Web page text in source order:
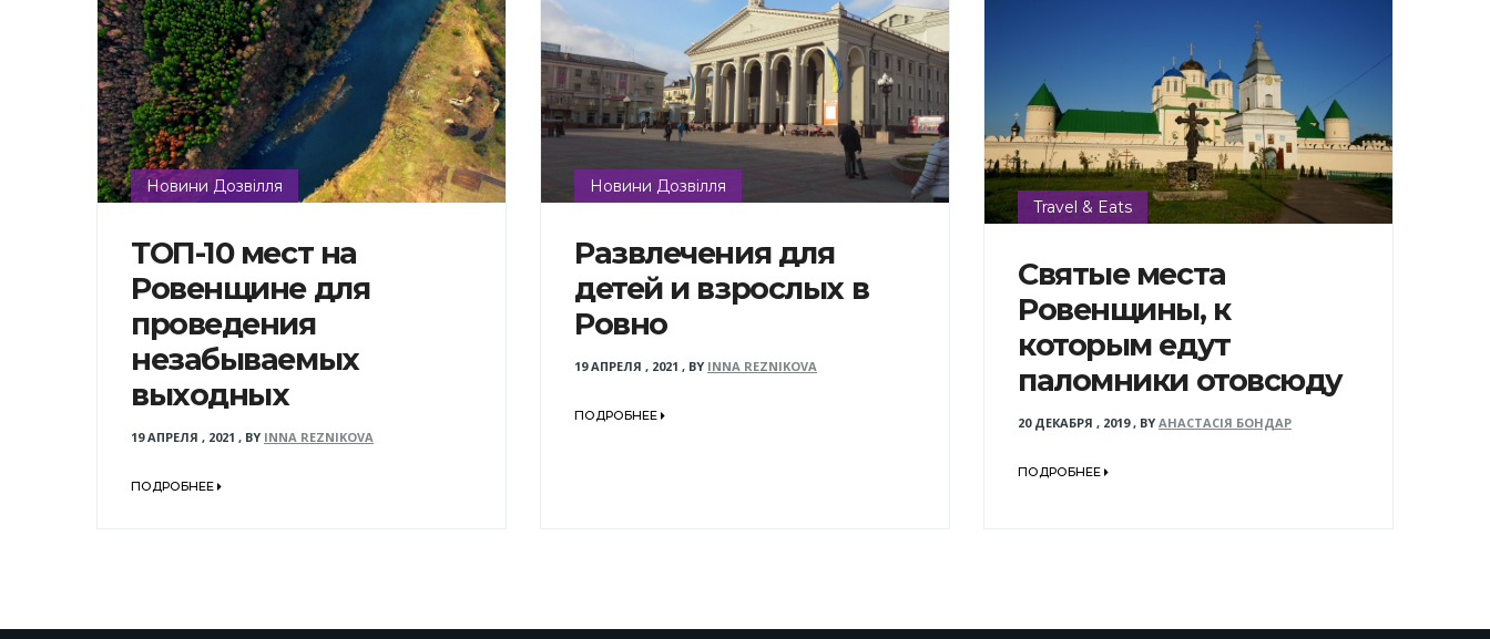
Новини Дозвілля
ТОП-10 мест на
Ровенщине для
проведения
незабываемых
выходных
19 АПРЕЛЯ , 2021 , BY INNA REZNIKOVA
ПОДРОБНЕЕ
Новини Дозвілля
Развлечения для
детей и взрослых в
Ровно
19 АПРЕЛЯ , 2021 , BY INNA REZNIKOVA
ПОДРОБНЕЕ
Travel & Eats
Святые места
Ровенщины, к
которым едут
паломники отовсюду
20 ДЕКАБРЯ , 2019, BY АНАСТАСІЯ БОНДАР
ПОДРОБНЕЕ